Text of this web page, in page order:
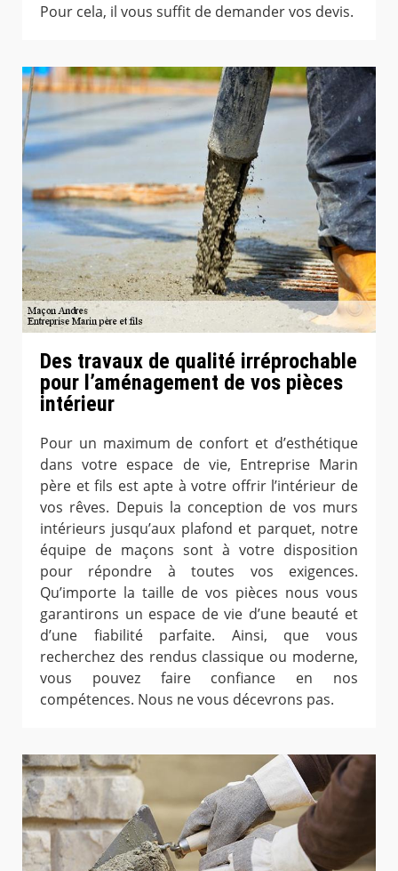
Pour cela, il vous suffit de demander vos devis.
Des travaux de qualité irréprochable
pour l’aménagement de vos pièces
intérieur
Pour un maximum de confort et d’esthétique
dans votre espace de vie, Entreprise Marin
père et fils est apte à votre offrir l’intérieur de
vos rêves. Depuis la conception de vos murs
intérieurs jusqu’aux plafond et parquet, notre
équipe de maçons sont à votre disposition
pour répondre à toutes vos exigences.
Qu’importe la taille de vos pièces nous vous
garantirons un espace de vie d’une beauté et
d’une fiabilité parfaite. Ainsi, que vous
recherchez des rendus classique ou moderne,
vous pouvez faire confiance en nos
compétences. Nous ne vous décevrons pas.